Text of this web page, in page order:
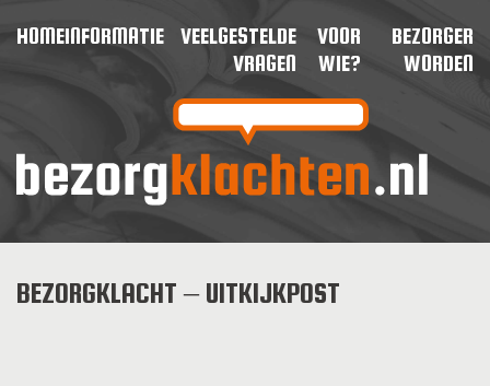
HOMEINFORMATIE
VEELGESTELDE
VRAGEN
VOOR
WIE?
BEZORGER
WORDEN
BEZORGKLACHT – UITKIJKPOST